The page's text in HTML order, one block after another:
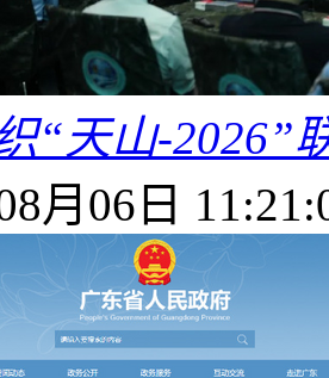
“天山-2026”
月06日